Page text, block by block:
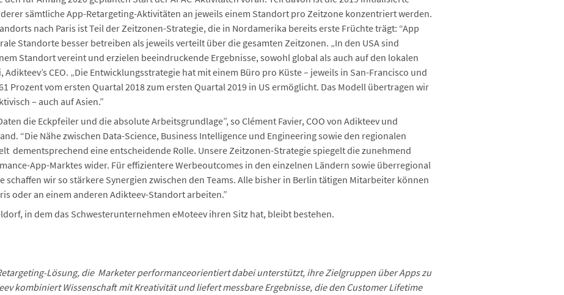
sämtliche App-Retargeting-Aktivitäten an jeweils einem Standort pro Zeitzone konzentriert werden.
nach Paris ist Teil der Zeitzonen-Strategie, die in Nordamerika bereits erste Früchte trägt: “App
Standorte besser betreiben als jeweils verteilt über die gesamten Zeitzonen. „In den USA sind
Standort vereint und erzielen beeindruckende Ergebnisse, sowohl global als auch auf den lokalen
CEO. „Die Entwicklungsstrategie hat mit einem Büro pro Küste – jeweils in San-Francisco und
Prozent vom ersten Quartal 2018 zum ersten Quartal 2019 in US ermöglicht. Das Modell übertragen wir
– auch auf Asien.”
die Eckpfeiler und die absolute Arbeitsgrundlage”, so Clément Favier, COO von Adikteev und
“Die Nähe zwischen Data-Science, Business Intelligence und Engineering sowie den regionalen
dementsprechend eine entscheidende Rolle. Unsere Zeitzonen-Strategie spiegelt die zunehmend
App-Marktes wider. Für effizientere Werbeoutcomes in den einzelnen Ländern sowie überregional
wir so stärkere Synergien zwischen den Teams. Alle bisher in Berlin tätigen Mitarbeiter können
oder an einem anderen Adikteev-Standort arbeiten.”
in dem das Schwesterunternehmen eMoteev ihren Sitz hat, bleibt bestehen.
Lösung, die Marketer performanceorientiert dabei unterstützt, ihre Zielgruppen über Apps zu
kombiniert Wissenschaft mit Kreativität und liefert messbare Ergebnisse, die den Customer Lifetime